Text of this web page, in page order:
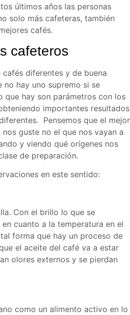
últimos años las personas
solo más cafeteras, también
cafés.
cafeteros
diferentes y de buena
hay uno supremo si se
que hay son parámetros con los
importantes resultados
Pensemos que el mejor
guste no el que nos vayan a
y viendo qué orígenes nos
de preparación.
en este sentido:
Con el brillo lo que se
cuanto a la temperatura en el
forma que hay un proceso de
el aceite del café va a estar
olores externos y se pierdan
como un alimento activo en lo